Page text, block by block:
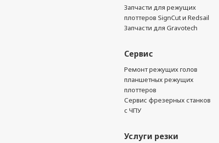
Запчасти для режущих
плоттеров SignCut и Redsail
Запчасти для Gravotech
Сервис
Ремонт режущих голов
планшетных режущих
плоттеров
Сервис фрезерных станков
с ЧПУ
Услуги резки